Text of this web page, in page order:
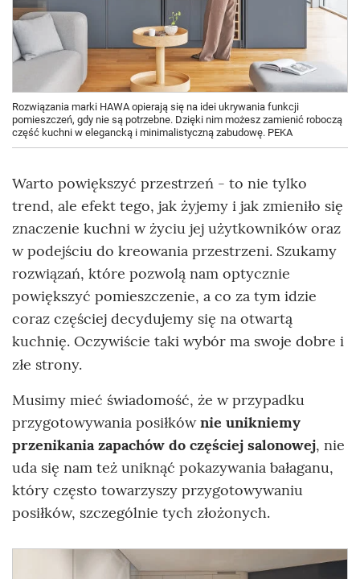
Rozwiązania marki HAWA opierają się na idei ukrywania funkcji
pomieszczeń, gdy nie są potrzebne. Dzięki nim możesz zamienić roboczą
część kuchni w elegancką i minimalistyczną zabudowę. PEKA
Warto powiększyć przestrzeń - to nie tylko
trend, ale efekt tego, jak żyjemy i jak zmieniło się
znaczenie kuchni w życiu jej użytkowników oraz
w podejściu do kreowania przestrzeni. Szukamy
rozwiązań, które pozwolą nam optycznie
powiększyć pomieszczenie, a co za tym idzie
coraz częściej decydujemy się na otwartą
kuchnię. Oczywiście taki wybór ma swoje dobre i
złe strony.
Musimy mieć świadomość, że w przypadku
przygotowywania posiłkównie unikniemy
przenikania zapachów do częściej salonowej, nie
uda się nam też uniknąć pokazywania bałaganu,
który często towarzyszy przygotowywaniu
posiłków, szczególnie tych złożonych.